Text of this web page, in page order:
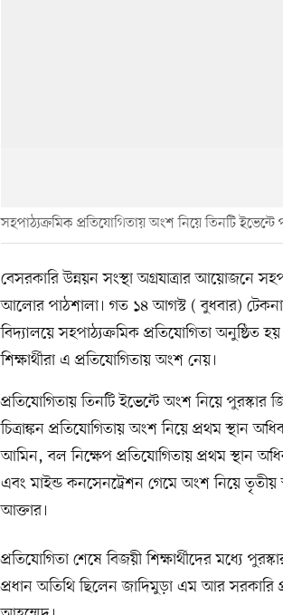
সহপাঠ্যক্রমিক প্রতিযোগিতায় অংশ নিয়ে তিনটি
বেসরকারি উন্নয়ন সংস্থা অগ্রযাত্রার আয়োজনে
আলোর পাঠশালা। গত ১৪ আগস্ট ( বুধবার)
বিদ্যালয়ে সহপাঠ্যক্রমিক প্রতিযোগিতা অনুষ্ঠিত
শিক্ষার্থীরা এ প্রতিযোগিতায় অংশ নেয়।
প্রতিযোগিতায় তিনটি ইভেন্টে অংশ নিয়ে পুরস্কার
চিত্রাঙ্কন প্রতিযোগিতায় অংশ নিয়ে প্রথম স্থান
আমিন, বল নিক্ষেপ প্রতিযোগিতায় প্রথম স্থান
এবং মাইন্ড কনসেনট্রেশন গেমে অংশ নিয়ে তৃতীয়
আক্তার।
প্রতিযোগিতা শেষে বিজয়ী শিক্ষার্থীদের মধ্যে
প্রধান অতিথি ছিলেন জাদিমুড়া এম আর সরকারি